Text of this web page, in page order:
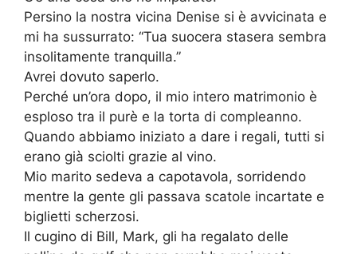
Persino la nostra vicina Denise si è avvicinata e
mi ha sussurrato: “Tua suocera stasera sembra
insolitamente tranquilla.”
Avrei dovuto saperlo.
Perché un’ora dopo, il mio intero matrimonio è
esploso tra il purè e la torta di compleanno.
Quando abbiamo iniziato a dare i regali, tutti si
erano già sciolti grazie al vino.
Mio marito sedeva a capotavola, sorridendo
mentre la gente gli passava scatole incartate e
biglietti scherzosi.
Il cugino di Bill, Mark, gli ha regalato delle